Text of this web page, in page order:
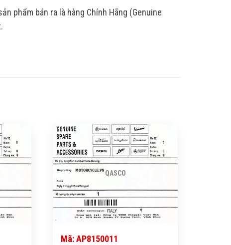
phẩm bán ra là hàng Chính Hãng (Genuine
QASCO
Mã: AP8150011